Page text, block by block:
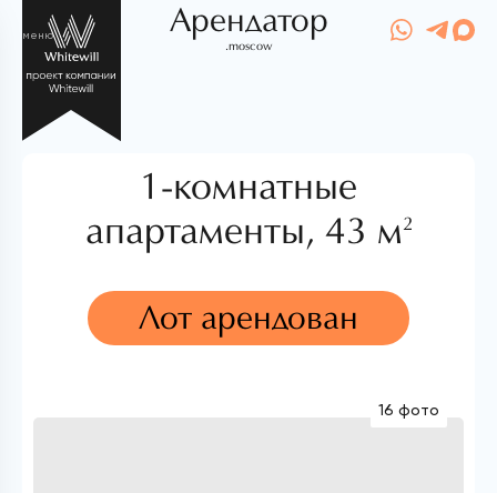
меню Арендатор
.moscow
1-комнатные
апартаменты, 43 м2
Лот арендован
16 фото